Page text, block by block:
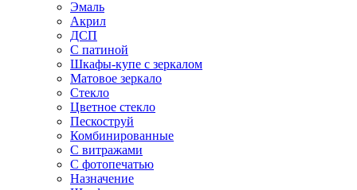
Эмаль
Акрил
ДСП
С патиной
Шкафы-купе с зеркалом
Матовое зеркало
Стекло
Цветное стекло
Пескоструй
Комбинированные
С витражами
С фотопечатью
Назначение